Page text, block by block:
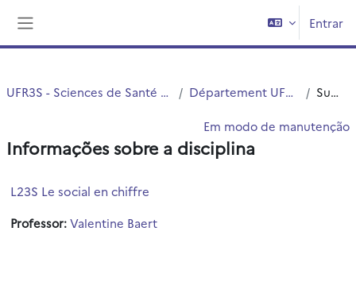
Entrar
UFR3S - Sciences de Santé et du Sport Département UFR3S - ILIS Sumário
Em modo de manutenção
Informações sobre a disciplina
L23S Le social en chiffre
Professor:Valentine Baert